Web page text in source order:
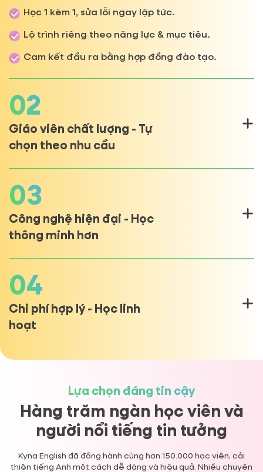
Học 1 kèm 1, sửa lỗi ngay lập tức.
Lộ trình riêng theo năng lực & mục tiêu.
Cam kết đầu ra bằng hợp đồng đào tạo.
02
Giáo viên chất lượng - Tự
chọn theo nhu cầu
10.000+ giáo viên toàn cầu: Việt Nam,
03
Công nghệ hiện đại - Học
thông minh hơn
Nền tảng tương tác 2 chiều, ghi chú trực tiếp
trên màn hình.
tiến độ tự động.
04
Chi phí hợp lý - Học linh
hoạt
Lựa chọn đáng tin cậy
Hàng trăm ngàn học viên và
người nổi tiếng tin tưởng
Kyna English đã đồng hành cùng hơn 150.000 học viên, cải
thiện tiếng Anh một cách dễ dàng và hiệu quả. Nhiều chuyên